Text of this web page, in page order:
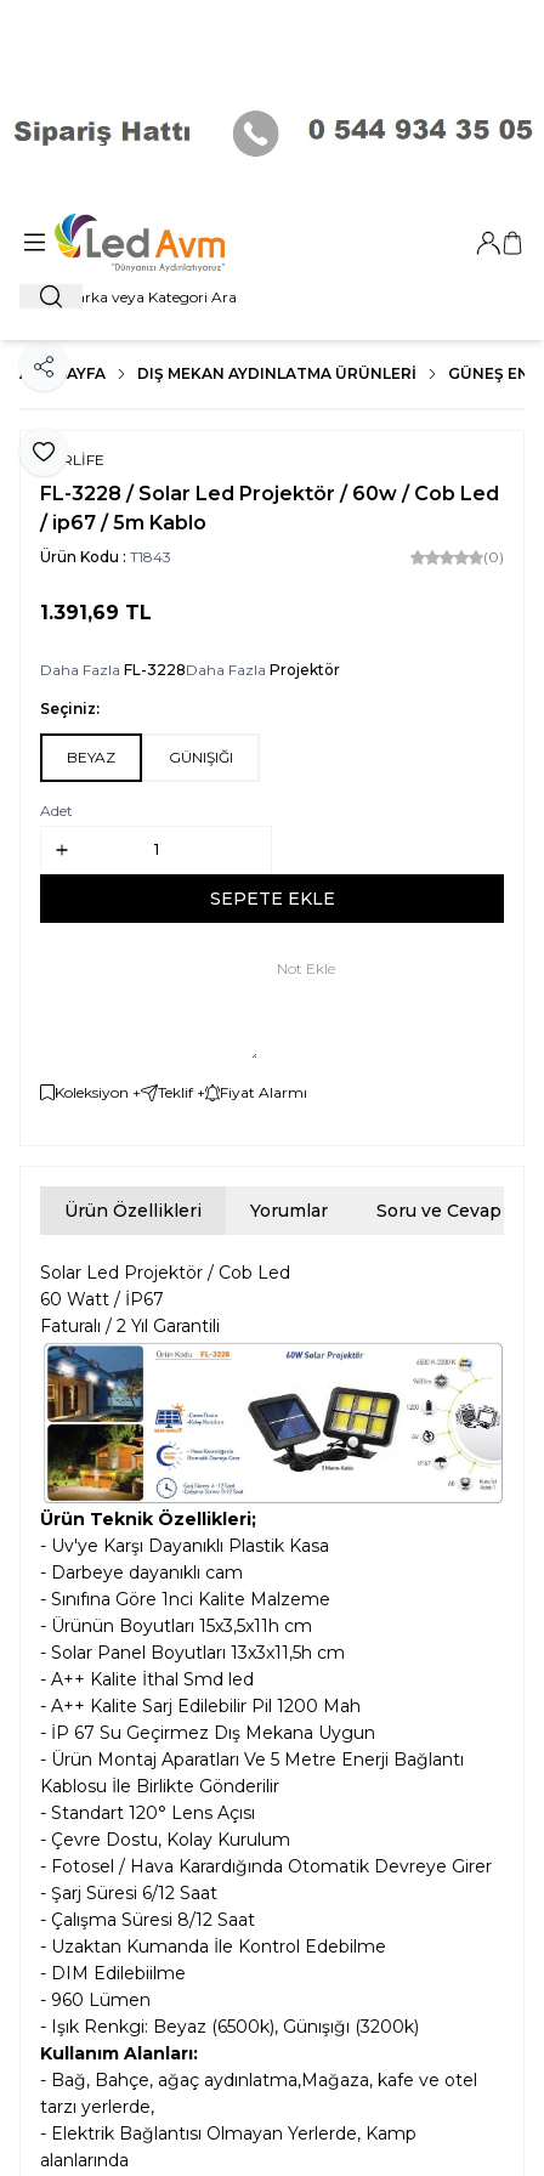
Ara
Giriş
ANA SAYFA DIŞ MEKAN AYDINLATMA ÜRÜNLERI GÜNEŞ
Favoriye Ekle
Paylaş
FORLİFE
FL-3228 / Solar Led Projektör / 60w / Cob Led
/ ip67 / 5m Kablo
Ürün Kodu : T1843 (0)
1.391,69 TL
Daha Fazla FL-3228Daha Fazla Projektör
Seçiniz:
BEYAZ GÜNIŞIĞI
Adet
SEPETE EKLE
Not Ekle
Koleksiyon + Teklif + Fiyat Alarmı
Ürün Özellikleri Yorumlar Soru ve Cevap
Solar Led Projektör / Cob Led
60 Watt / İP67
Faturalı / 2 Yıl Garantili
Ürün Teknik Özellikleri;
- Uv'ye Karşı Dayanıklı Plastik Kasa
- Darbeye dayanıklı cam
- Sınıfına Göre 1nci Kalite Malzeme
- Ürünün Boyutları 15x3,5x11h cm
- Solar Panel Boyutları 13x3x11,5h cm
- A++ Kalite İthal Smd led
- A++ Kalite Sarj Edilebilir Pil 1200 Mah
- İP 67 Su Geçirmez Dış Mekana Uygun
- Ürün Montaj Aparatları Ve 5 Metre Enerji Bağlantı
Kablosu İle Birlikte Gönderilir
- Standart 120° Lens Açısı
- Çevre Dostu, Kolay Kurulum
- Fotosel / Hava Karardığında Otomatik Devreye Girer
- Şarj Süresi 6/12 Saat
- Çalışma Süresi 8/12 Saat
- Uzaktan Kumanda İle Kontrol Edebilme
- DIM Edilebiilme
- 960 Lümen
- Işık Renkgi: Beyaz (6500k), Günışığı (3200k)
Kullanım Alanları:
- Bağ, Bahçe, ağaç aydınlatma,Mağaza, kafe ve otel
tarzı yerlerde,
- Elektrik Bağlantısı Olmayan Yerlerde, Kamp
alanlarında